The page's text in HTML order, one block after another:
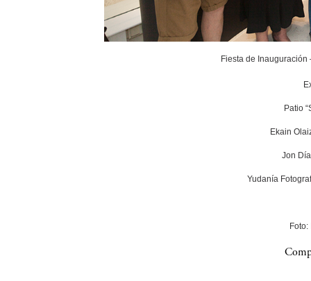
Fiesta de
Patio
Ekain
Jon
Yudanía
Foto: